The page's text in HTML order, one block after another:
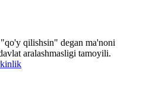
qilishsin" degan ma'noni
aralashmasligi tamoyili.